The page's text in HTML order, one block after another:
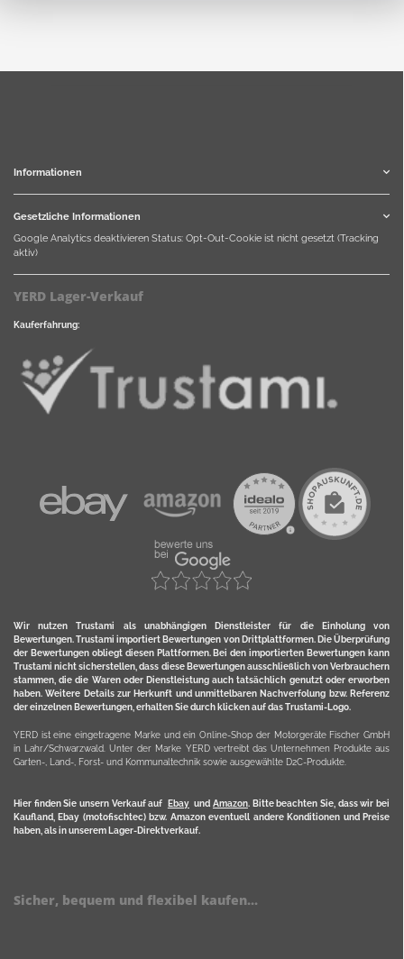
Informationen
Gesetzliche Informationen
Google Analytics deaktivieren Status: Opt-Out-Cookie ist nicht gesetzt (Tracking
aktiv)
YERD Lager-Verkauf
Kauferfahrung:
Wir nutzen Trustami als unabhängigen Dienstleister für die Einholung von
Bewertungen. Trustami importiert Bewertungen von Drittplattformen. Die Überprüfung
der Bewertungen obliegt diesen Plattformen. Bei den importierten Bewertungen kann
Trustami nicht sicherstellen, dass diese Bewertungen ausschließlich von Verbrauchern
stammen, die die Waren oder Dienstleistung auch tatsächlich genutzt oder erworben
haben. Weitere Details zur Herkunft und unmittelbaren Nachverfolung bzw. Referenz
der einzelnen Bewertungen, erhalten Sie durch klicken auf das Trustami-Logo.
YERD ist eine eingetragene Marke und ein Online-Shop der Motorgeräte Fischer GmbH
in Lahr/Schwarzwald. Unter der Marke YERD vertreibt das Unternehmen Produkte aus
Garten-, Land-, Forst- und Kommunaltechnik sowie ausgewählte D2C-Produkte.
Hier finden Sie unsern Verkauf auf Ebayund Amazon. Bitte beachten Sie, dass wir bei
Kaufland, Ebay (motofischtec) bzw. Amazon eventuell andere Konditionen und Preise
haben, als in unserem Lager-Direktverkauf.
Sicher, bequem und flexibel kaufen...